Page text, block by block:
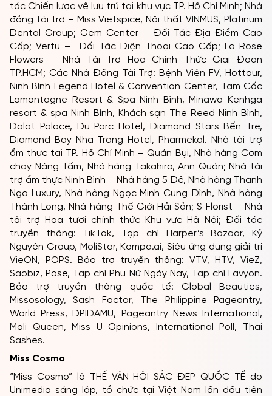
tác Chiến lược về lưu trú tại khu vực TP. Hồ Chí Minh; Nhà
đồng tài trợ – Miss Vietspice, Nội thất VINMUS, Platinum
Dental Group; Gem Center – Đối Tác Địa Điểm Cao
Cấp; Vertu – Đối Tác Điện Thoại Cao Cấp; La Rose
Flowers – Nhà Tài Trợ Hoa Chính Thức Giai Đoạn
TP.HCM; Các Nhà Đồng Tài Trợ: Bệnh Viện FV, Hottour,
Ninh Bình Legend Hotel & Convention Center, Tam Cốc
Lamontagne Resort & Spa Ninh Bình, Minawa Kenhga
resort & spa Ninh Bình, Khách sạn The Reed Ninh Bình,
Dalat Palace, Du Parc Hotel, Diamond Stars Bến Tre,
Diamond Bay Nha Trang Hotel, Pharmekal. Nhà tài trợ
ẩm thực tại TP. Hồ Chí Minh – Quán Bụi, Nhà hàng Cơm
chay Nàng Tấm, Nhà hàng Takahiro, Ann Quán; Nhà tài
trợ ẩm thực Ninh Bình – Nhà hàng 5 Dê, Nhà hàng Thanh
Nga Luxury, Nhà hàng Ngọc Minh Cung Đình, Nhà hàng
Thành Long, Nhà hàng Thế Giới Hải Sản; S Florist – Nhà
tài trợ Hoa tươi chính thức Khu vực Hà Nội; Đối tác
truyền thông: TikTok, Tạp chí Harper’s Bazaar, Kỷ
Nguyên Group, MoliStar, Kompa.ai, Siêu ứng dụng giải trí
VieON, POPS. Bảo trợ truyền thông: VTV, HTV, VieZ,
Saobiz, Pose, Tạp chí Phụ Nữ Ngày Nay, Tạp chí Lavyon.
Bảo trợ truyền thông quốc tế: Global Beauties,
Missosology, Sash Factor, The Philippine Pageantry,
World Press, DPIDAMU, Pageantry News International,
Moli Queen, Miss U Opinions, International Poll, Thai
Sashes.
Miss Cosmo
“Miss Cosmo” là THẾ VẬN HỘI SẮC ĐẸP QUỐC TẾ do
Unimedia sáng lập, tổ chức tại Việt Nam lần đầu tiên